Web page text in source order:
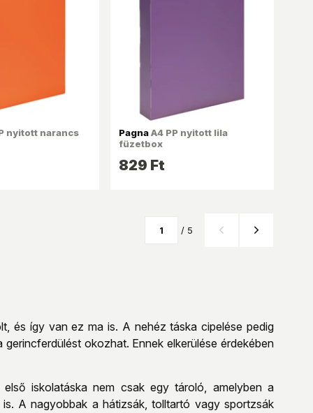
nyitott narancs
PagnaA4 PP nyitott lila
füzetbox
829 Ft
/ 5
és így van ez ma is. A nehéz táska cipelése pedig
okozhat. Ennek elkerülése érdekében
iskolatáska nem csak egy tároló, amelyben a
A nagyobbak a hátizsák, tolltartó vagy sportzsák